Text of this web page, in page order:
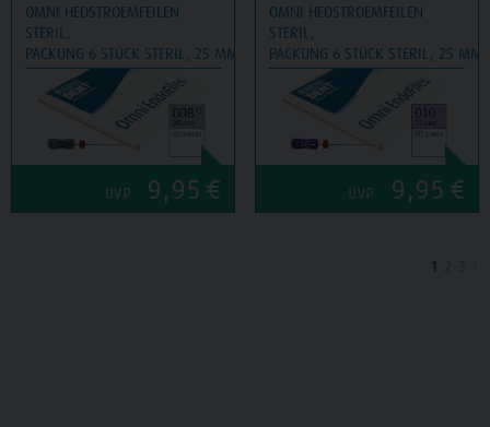
OMNI HEDSTROEMFEILEN
STERIL,
PACKUNG 6 STÜCK STERIL, 25 MM, ISO 008
UVP 9,95 €
OMNI HEDSTROEMFEILEN
STERIL,
PACKUNG 6 STÜCK STERIL, 25
UVP 9,95 €
1